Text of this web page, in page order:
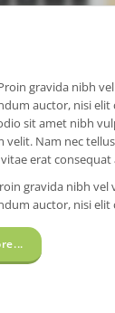
gravida nibh
auctor, nisi
sit amet nibh
velit. Nam nec
erat
gravida nibh
auctor, nisi elit